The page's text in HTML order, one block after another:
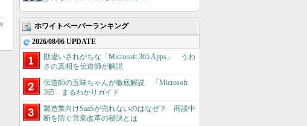
ホワイトペーパーランキング
2026/08/06 UPDATE
勘違いされがちな「Microsoft 365 Apps」 うわ
さの真相を伝道師が解説
伝道師の五味ちゃんが徹底解説 「Microsoft
365」まるわかりガイド
製造業向けSaaSが売れないのはなぜ？ 商談中
断を防ぐ営業改革の秘訣とは